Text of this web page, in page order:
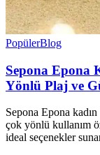
PopülerBlog
Sepona Epona
Yönlü Plaj ve
Sepona Epona
çok yönlü kullanım
ideal seçenekler